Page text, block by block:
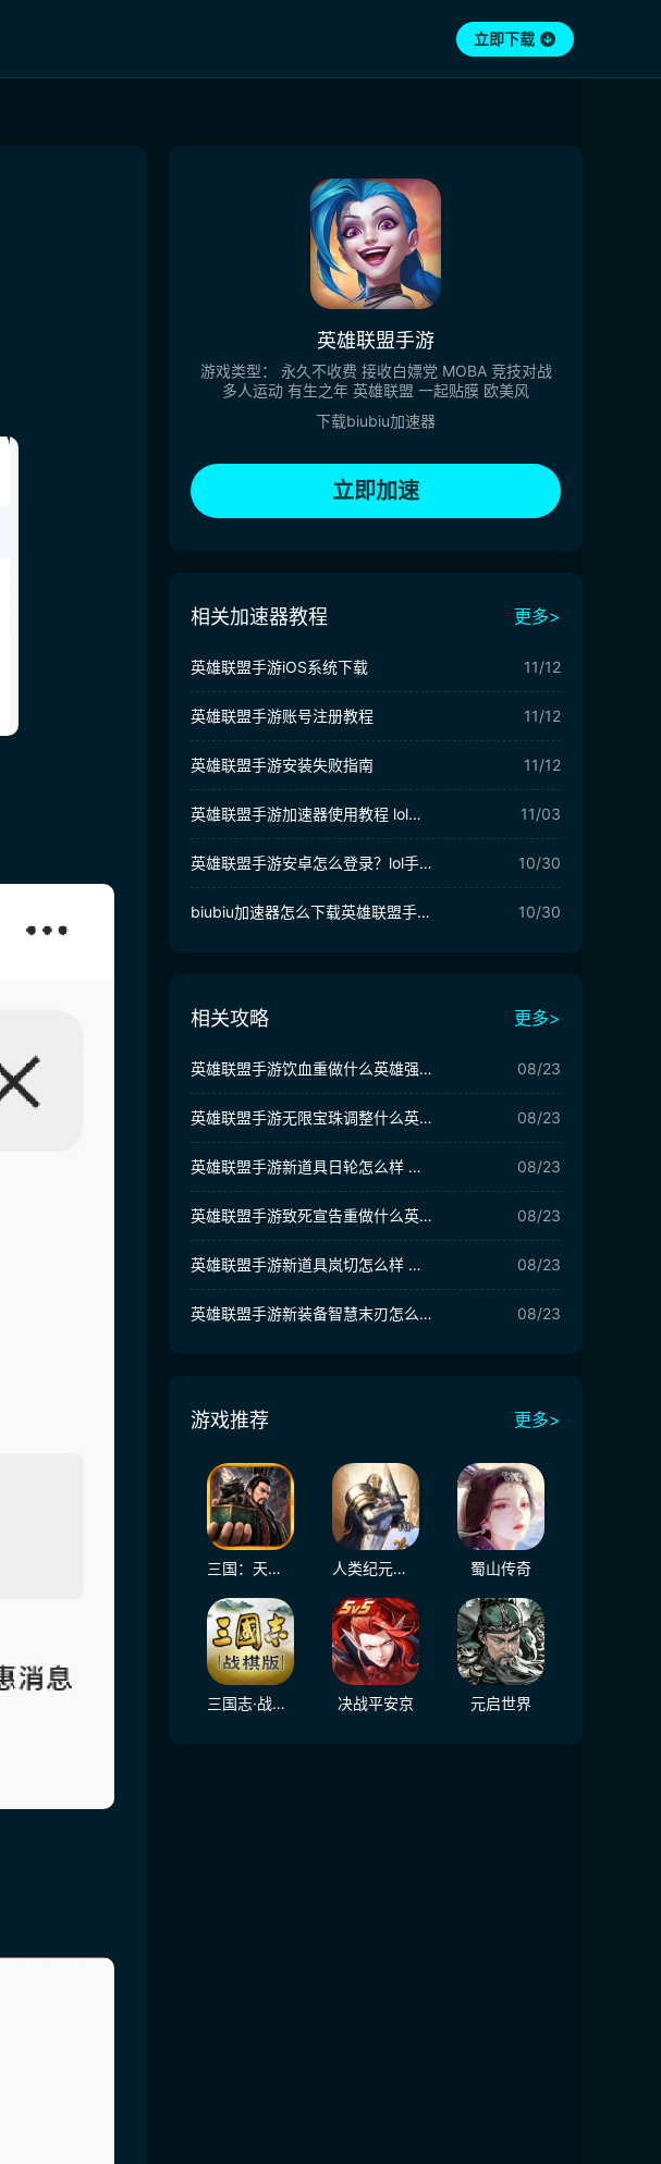
立即下载
英雄联盟手游
游戏类型： 永久不收费 接收白嫖党 MOBA 竞技对战
多人运动 有生之年 英雄联盟 一起贴膜 欧美风
下载biubiu加速器
立即加速
相关加速器教程 更多>
英雄联盟手游iOS系统下载 11/12
英雄联盟手游账号注册教程 11/12
英雄联盟手游安装失败指南 11/12
英雄联盟手游加速器使用教程 lol手游下载 11/03
英雄联盟手游安卓怎么登录？lol手游登录图文教程 10/30
biubiu加速器怎么下载英雄联盟手游？ 10/30
相关攻略 更多>
英雄联盟手游饮血重做什么英雄强 饮血重做玩法分析 08/23
英雄联盟手游无限宝珠调整什么英雄强 无限宝珠调整攻略 08/23
英雄联盟手游新道具日轮怎么样 日轮道具玩法攻略 08/23
英雄联盟手游致死宣告重做什么英雄强 致死宣告英雄推荐 08/23
英雄联盟手游新道具岚切怎么样 岚切玩法攻略 08/23
英雄联盟手游新装备智慧末刃怎么样 智慧末刃玩法攻略 08/23
游戏推荐 更多>
三国：天下归心 人类纪元：崛起 蜀山传奇
三国志·战棋版 决战平安京 元启世界